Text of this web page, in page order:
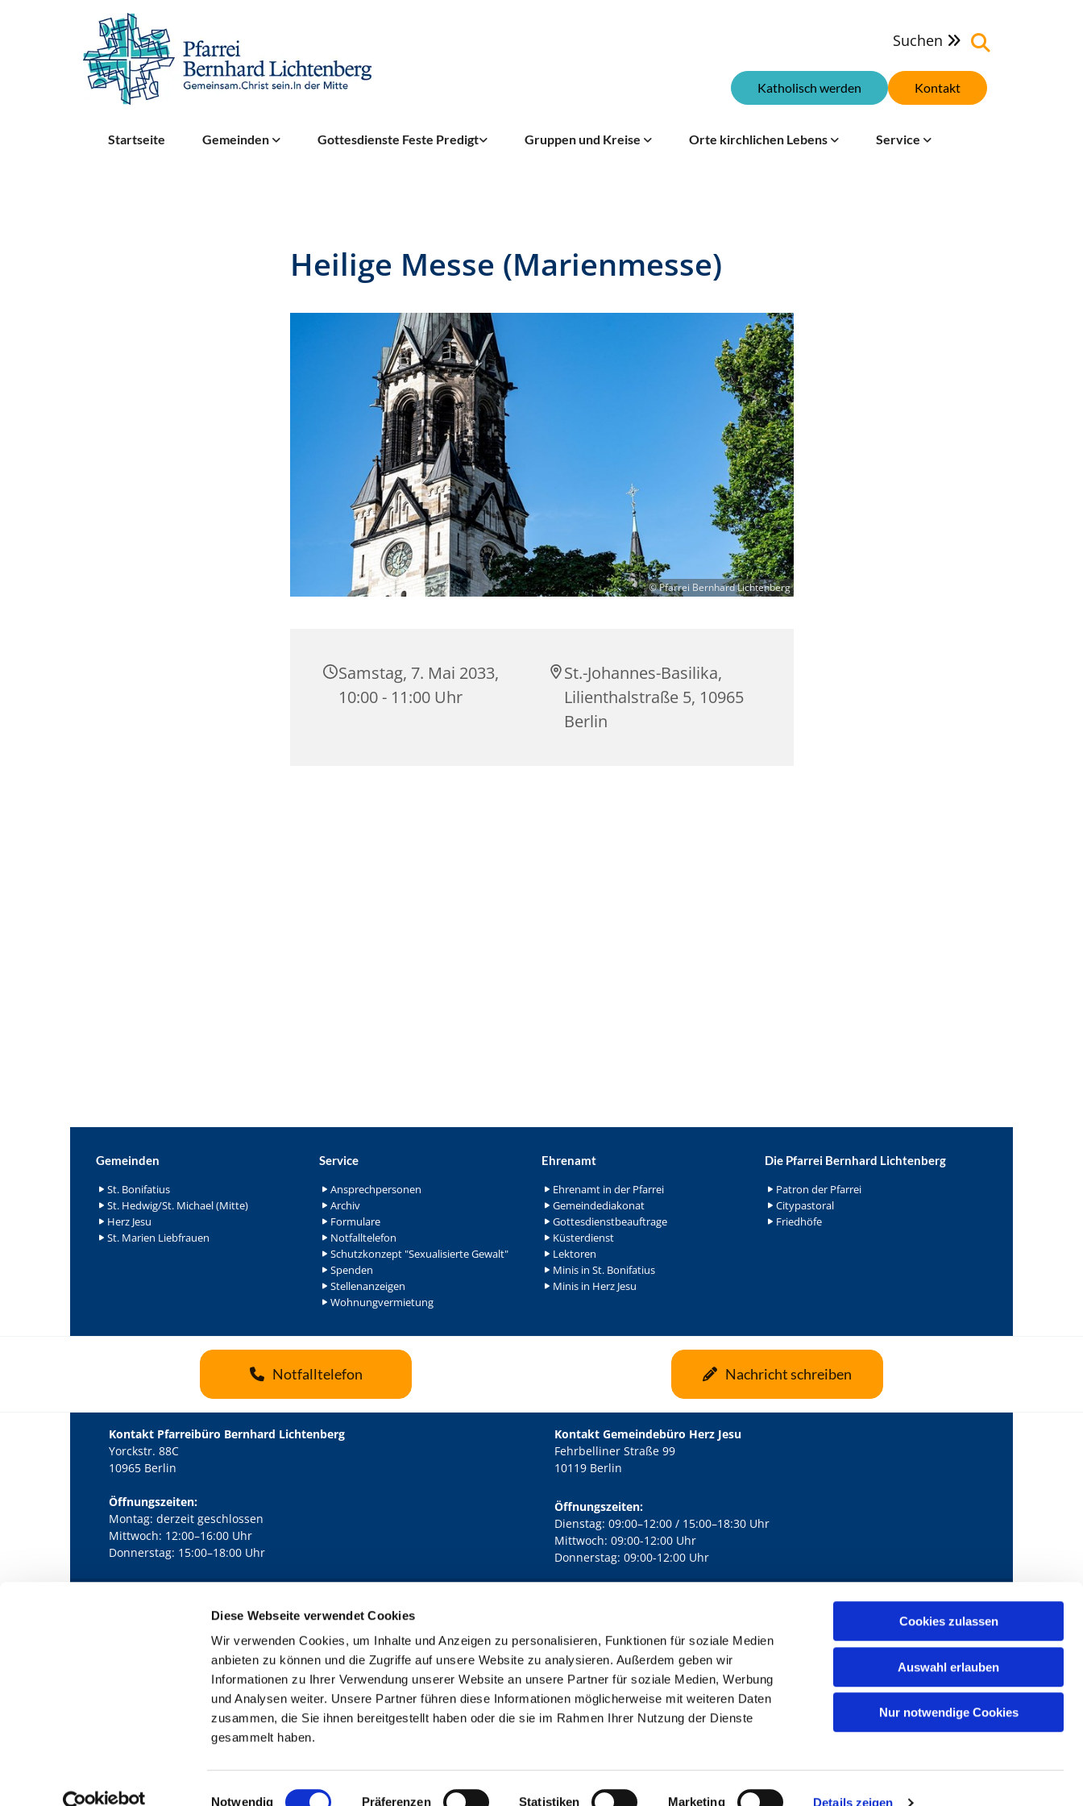
Diese Webseite verwendet Cookies
Wir verwenden Cookies, um Inhalte und Anzeigen zu personalisieren, Funktionen für soziale Medien
anbieten zu können und die Zugriffe auf unsere Website zu analysieren. Außerdem geben wir
Informationen zu Ihrer Verwendung unserer Website an unsere Partner für soziale Medien, Werbung
und Analysen weiter. Unsere Partner führen diese Informationen möglicherweise mit weiteren Daten
zusammen, die Sie ihnen bereitgestellt haben oder die sie im Rahmen Ihrer Nutzung der Dienste
gesammelt haben.
Notwendig Präferenzen Statistiken Marketing Details zeigen
Cookies zulassen
Auswahl erlauben
Nur notwendige Cookies
Suchen 
Kontakt
Katholisch werden
Startseite Gemeinden Gottesdienste Feste Predigt Gruppen und Kreise Orte kirchlichen Lebens Service
Heilige Messe (Marienmesse)
© Pfarrei Bernhard Lichtenberg
Samstag, 7. Mai 2033,
10:00 - 11:00 Uhr
St.-Johannes-Basilika,
Lilienthalstraße 5, 10965
Berlin
Gemeinden
St. Bonifatius
St. Hedwig/St. Michael (Mitte)
Herz Jesu
St. Marien Liebfrauen
Service
Ansprechpersonen
Archiv
Formulare
Notfalltelefon
Schutzkonzept "Sexualisierte Gewalt"
Spenden
Stellenanzeigen
Wohnungvermietung
Ehrenamt
Ehrenamt in der Pfarrei
Gemeindediakonat
Gottesdienstbeauftrage
Küsterdienst
Lektoren
Minis in St. Bonifatius
Minis in Herz Jesu
Die Pfarrei Bernhard Lichtenberg
Patron der Pfarrei
Citypastoral
Friedhöfe
Notfalltelefon Nachricht schreiben
Kontakt Pfarreibüro Bernhard Lichtenberg
Yorckstr. 88C
10965 Berlin
Öffnungszeiten:
Montag: derzeit geschlossen
Mittwoch: 12:00–16:00 Uhr
Donnerstag: 15:00–18:00 Uhr
Kontakt Gemeindebüro Herz Jesu
Fehrbelliner Straße 99
10119 Berlin
Öffnungszeiten:
Dienstag: 09:00–12:00 / 15:00–18:30 Uhr
Mittwoch: 09:00-12:00 Uhr
Donnerstag: 09:00-12:00 Uhr
Kath. Kirchengemeinde Pfarrei Bernhard Lichtenberg Berlin-Mitte · Yorckstr. 88C, 10965 Berlin mail@bernhard-lichtenberg.berlin
Kontaktinformationen Impressum